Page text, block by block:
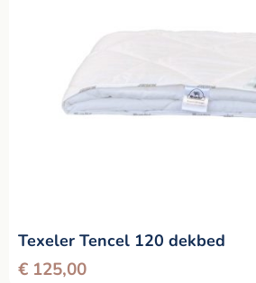
Texeler Tencel 120 dekbed
€ 125,00